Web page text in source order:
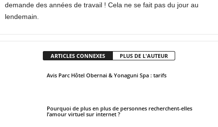
demande des années de travail ! Cela ne se fait pas du jour au
lendemain.
ARTICLES CONNEXES PLUS DE L'AUTEUR
Avis Parc Hôtel Obernai & Yonaguni Spa : tarifs
Pourquoi de plus en plus de personnes recherchent-elles
l’amour virtuel sur internet ?